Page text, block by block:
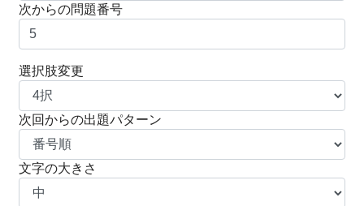
次からの問題番号
選択肢変更
次回からの出題パターン
文字の大きさ